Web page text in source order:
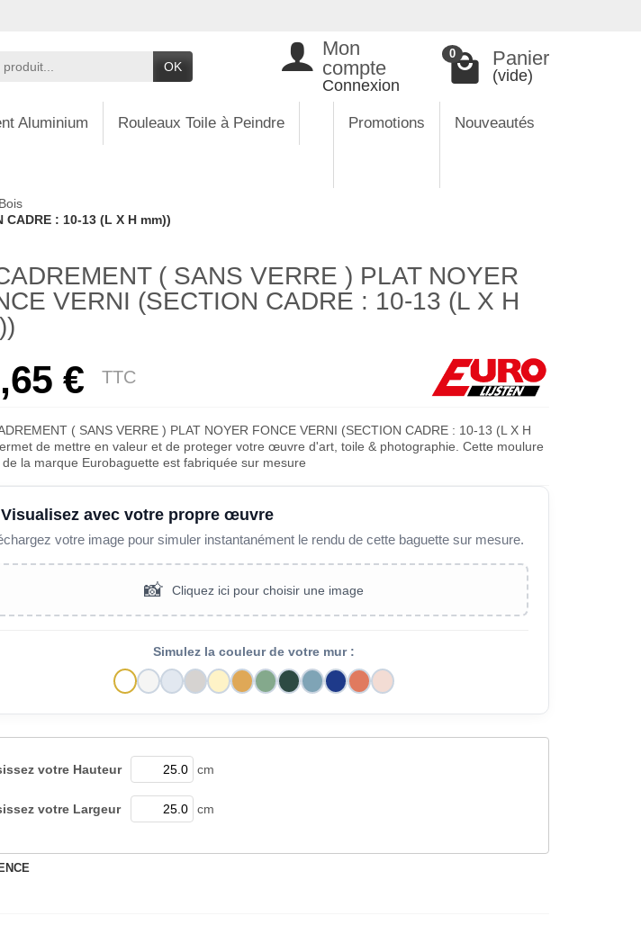
OK
Mon
compte
Connexion
0 Panier
(vide)
Aluminium Rouleaux Toile à Peindre Promotions Nouveautés
CADRE : 10-13 (L X H mm))
( SANS VERRE ) PLAT NOYER
VERNI (SECTION CADRE : 10-13 (L X H
€ TTC
( SANS VERRE ) PLAT NOYER FONCE VERNI (SECTION CADRE : 10-13 (L X H
de mettre en valeur et de proteger votre œuvre d'art, toile & photographie. Cette moulure
la marque Eurobaguette est fabriquée sur mesure
avec votre propre œuvre
votre image pour simuler instantanément le rendu de cette baguette sur mesure.
📸 Cliquez ici pour choisir une image
Simulez la couleur de votre mur :
votre Hauteur cm
votre Largeur cm